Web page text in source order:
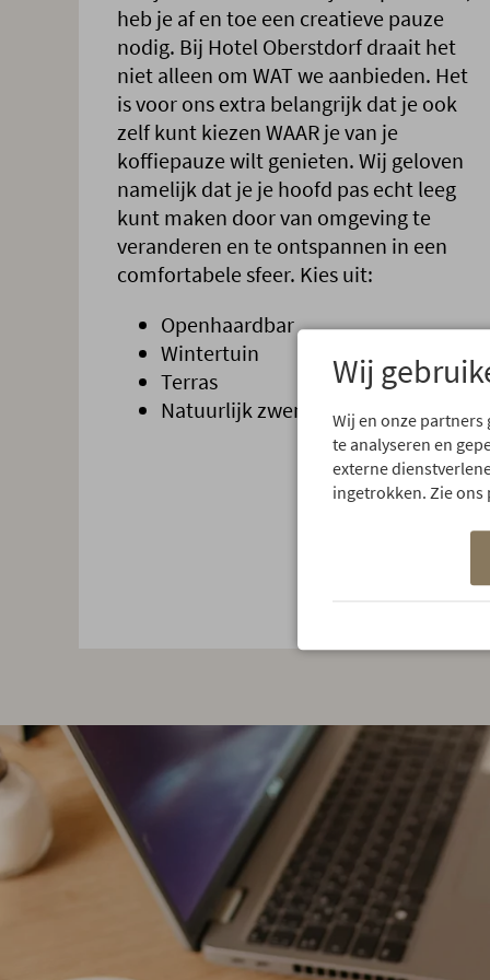
heb je af en toe een creatieve pauze
nodig. Bij Hotel Oberstdorf draait het
niet alleen om WAT we aanbieden. Het
is voor ons extra belangrijk dat je ook
zelf kunt kiezen WAAR je van je
koffiepauze wilt genieten. Wij geloven
namelijk dat je je hoofd pas echt leeg
kunt maken door van omgeving te
veranderen en te ontspannen in een
comfortabele sfeer. Kies uit:
Openhaardbar
Wintertuin
Terras
Natuurlijk zwemmeer
Wij
Wij en onze
te analyseren en
externe
ingetrokken. Zie